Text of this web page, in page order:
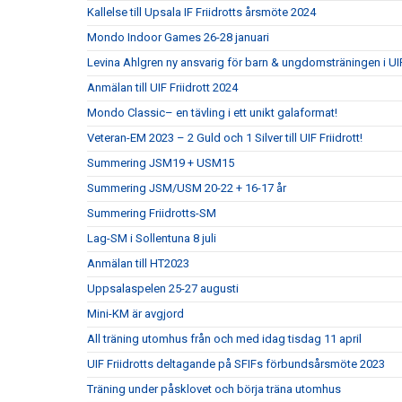
Kallelse till Upsala IF Friidrotts årsmöte 2024
Mondo Indoor Games 26-28 januari
Levina Ahlgren ny ansvarig för barn & ungdomsträningen i
Anmälan till UIF Friidrott 2024
Mondo Classic– en tävling i ett unikt galaformat!
Veteran-EM 2023 – 2 Guld och 1 Silver till UIF Friidrott!
Summering JSM19 + USM15
Summering JSM/USM 20-22 + 16-17 år
Summering Friidrotts-SM
Lag-SM i Sollentuna 8 juli
Anmälan till HT2023
Uppsalaspelen 25-27 augusti
Mini-KM är avgjord
All träning utomhus från och med idag tisdag 11 april
UIF Friidrotts deltagande på SFIFs förbundsårsmöte 2023
Träning under påsklovet och börja träna utomhus